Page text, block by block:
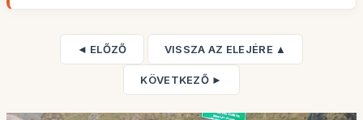
◄ ELŐZŐ VISSZA AZ ELEJÉRE ▲
KÖVETKEZŐ ►